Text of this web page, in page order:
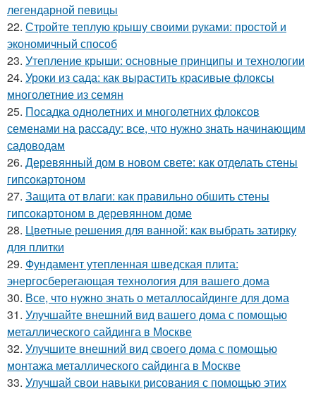
легендарной певицы
22. Стройте теплую крышу своими руками: простой и
экономичный способ
23. Утепление крыши: основные принципы и технологии
24. Уроки из сада: как вырастить красивые флоксы
многолетние из семян
25. Посадка однолетних и многолетних флоксов
семенами на рассаду: все, что нужно знать начинающим
садоводам
26. Деревянный дом в новом свете: как отделать стены
гипсокартоном
27. Защита от влаги: как правильно обшить стены
гипсокартоном в деревянном доме
28. Цветные решения для ванной: как выбрать затирку
для плитки
29. Фундамент утепленная шведская плита:
энергосберегающая технология для вашего дома
30. Все, что нужно знать о металлосайдинге для дома
31. Улучшайте внешний вид вашего дома с помощью
металлического сайдинга в Москве
32. Улучшите внешний вид своего дома с помощью
монтажа металлического сайдинга в Москве
33. Улучшай свои навыки рисования с помощью этих